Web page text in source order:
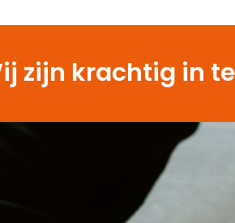
zijn krachtig in